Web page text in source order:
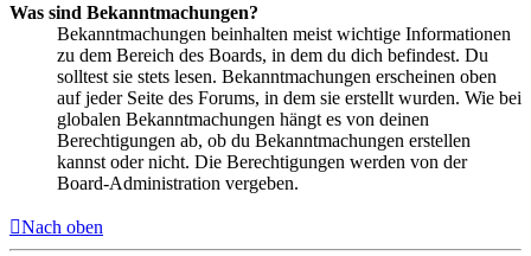
Was sind Bekanntmachungen?
Bekanntmachungen beinhalten meist wichtige Informationen
zu dem Bereich des Boards, in dem du dich befindest. Du
solltest sie stets lesen. Bekanntmachungen erscheinen oben
auf jeder Seite des Forums, in dem sie erstellt wurden. Wie bei
globalen Bekanntmachungen hängt es von deinen
Berechtigungen ab, ob du Bekanntmachungen erstellen
kannst oder nicht. Die Berechtigungen werden von der
Board-Administration vergeben.
Nach oben